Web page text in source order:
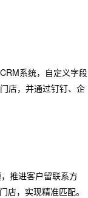
系统，自定义字段
店，并通过钉钉、企
推进客户留联系方
，实现精准匹配。